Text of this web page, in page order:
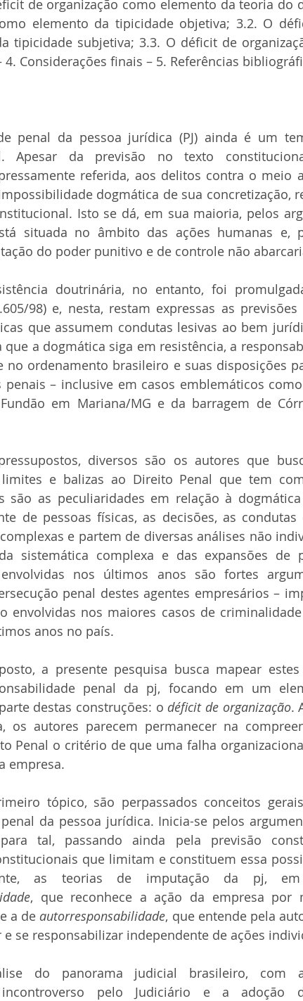
de organização como elemento da teoria do
elemento da tipicidade objetiva; 3.2. O
tipicidade subjetiva; 3.3. O déficit de
Considerações finais – 5. Referências
penal da pessoa jurídica (PJ) ainda é um
Apesar da previsão no texto
referida, aos delitos contra o meio
dogmática de sua concretização,
Isto se dá, em sua maioria, pelos
situada no âmbito das ações humanas e,
do poder punitivo e de controle não
doutrinária, no entanto, foi
98) e, nesta, restam expressas as
que assumem condutas lesivas ao bem
que a dogmática siga em resistência, a
no ordenamento brasileiro e suas disposições
penais – inclusive em casos emblemáticos
em Mariana/MG e da barragem de
diversos são os autores que
e balizas ao Direito Penal que tem
são as peculiaridades em relação à
de pessoas físicas, as decisões, as condutas
e partem de diversas análises não
sistemática complexa e das expansões de
nos últimos anos são fortes
penal destes agentes empresários –
envolvidas nos maiores casos de
anos no país.
a presente pesquisa busca mapear estes
penal da pj, focando em um
destas construções: o déficit de organização.
os autores parecem permanecer na
Penal o critério de que uma falha
empresa.
tópico, são perpassados conceitos
da pessoa jurídica. Inicia-se pelos
tal, passando ainda pela previsão
que limitam e constituem essa
, que reconhece a ação da empresa por
a de autorresponsabilidade, que entende pela
e se responsabilizar independente de ações
do panorama judicial brasileiro, com
incontroverso pelo Judiciário e a adoção